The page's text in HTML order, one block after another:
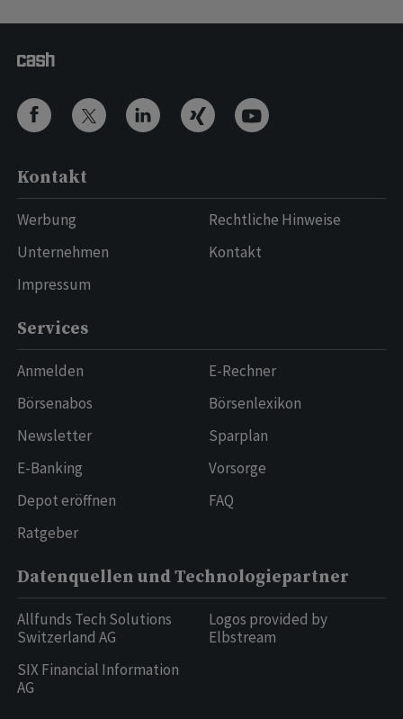
Kontakt
Werbung
Unternehmen
Impressum
Rechtliche Hinweise
Kontakt
Services
Anmelden
Börsenabos
Newsletter
E-Banking
Depot eröffnen
Ratgeber
E-Rechner
Börsenlexikon
Sparplan
Vorsorge
FAQ
Datenquellen und Technologiepartner
Allfunds Tech Solutions
Switzerland AG
SIX Financial Information
AG
Logos provided by
Elbstream